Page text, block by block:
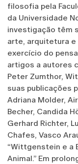
filosofia pela
da Universidade
investigação têm
arte, arquitetura
exercício do
artigos a autores
Peter Zumthor,
suas publicações
Adriana Molder,
Becher, Candida
Gerhard Richter,
Chafes, Vasco
“Wittgenstein e a
Animal.” Em